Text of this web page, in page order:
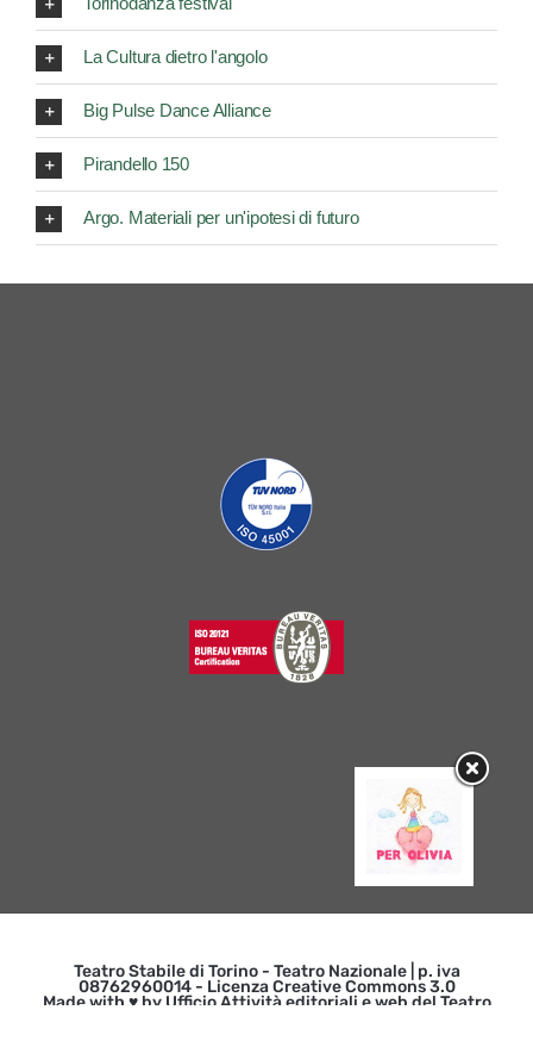
La Cultura dietro l'angolo
Big Pulse Dance Alliance
Pirandello 150
Argo. Materiali per un'ipotesi di futuro
Teatro Stabile di Torino - Teatro Nazionale | p. iva
08762960014 - Licenza Creative Commons 3.0
Made with ♥ by Ufficio Attività editoriali e web del Teatro